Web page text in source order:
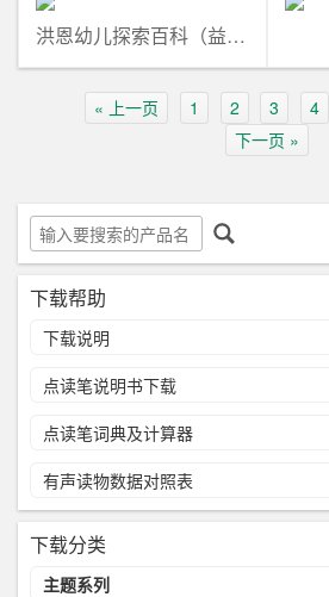
洪恩幼儿探索百科（益智版）
« 上一页 1 2 3 4
下一页 »
下载帮助
下载说明
点读笔说明书下载
点读笔词典及计算器
有声读物数据对照表
下载分类
主题系列